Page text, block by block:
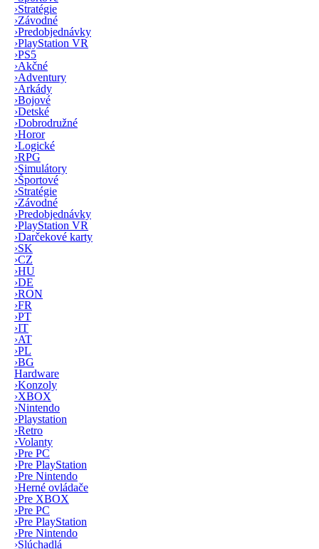
›Stratégie
›Závodné
›Predobjednávky
›PlayStation VR
›PS5
›Akčné
›Adventury
›Arkády
›Bojové
›Detské
›Dobrodružné
›Horor
›Logické
›RPG
›Simulátory
›Športové
›Stratégie
›Závodné
›Predobjednávky
›PlayStation VR
›Darčekové karty
›SK
›CZ
›HU
›DE
›RON
›FR
›PT
›IT
›AT
›PL
›BG
Hardware
›Konzoly
›XBOX
›Nintendo
›Playstation
›Retro
›Volanty
›Pre PC
›Pre PlayStation
›Pre Nintendo
›Herné ovládače
›Pre XBOX
›Pre PC
›Pre PlayStation
›Pre Nintendo
›Slúchadlá